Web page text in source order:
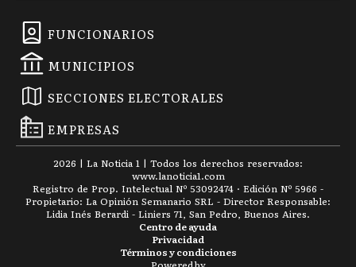
FUNCIONARIOS
MUNICIPIOS
SECCIONES ELECTORALES
EMPRESAS
2026 | La Noticia 1 | Todos los derechos reservados:
www.lanoticia1.com
Registro de Prop. Intelectual Nº 53092474 · Edición Nº 5966 -
Propietario: La Opinión Semanario SRL - Director Responsable:
Lidia Inés Berardi - Liniers 71, San Pedro, Buenos Aires.
Términos y condiciones
Privacidad
Centro de ayuda